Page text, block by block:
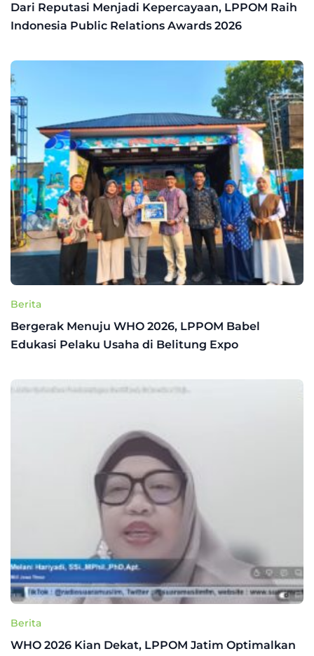
Dari Reputasi Menjadi Kepercayaan, LPPOM Raih
Indonesia Public Relations Awards 2026
Berita
Bergerak Menuju WHO 2026, LPPOM Babel
Edukasi Pelaku Usaha di Belitung Expo
Berita
WHO 2026 Kian Dekat, LPPOM Jatim Optimalkan